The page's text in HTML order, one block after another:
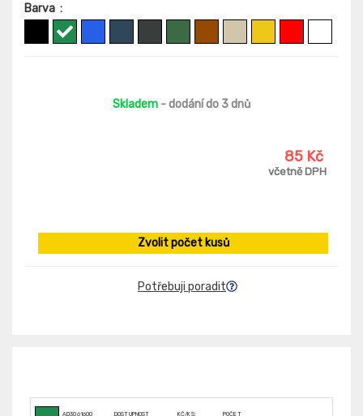
Barva :
Skladem - dodání do 3 dnů
85 Kč
včetně DPH
Zvolit počet kusů
Potřebuji poradit
AD3061600 DOSTUPNOST KČ/KS: POČET